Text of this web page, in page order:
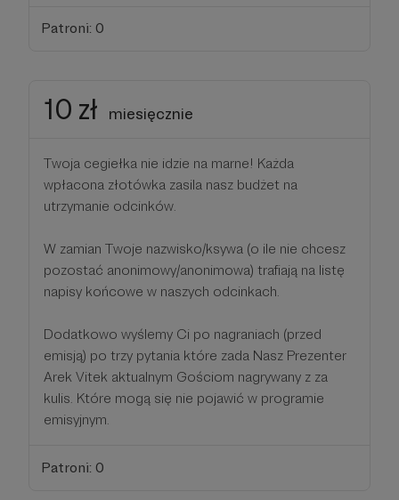
Patroni: 0
10 zł miesięcznie
Twoja cegiełka nie idzie na marne! Każda
wpłacona złotówka zasila nasz budżet na
utrzymanie odcinków.
W zamian Twoje nazwisko/ksywa (o ile nie chcesz
pozostać anonimowy/anonimowa) trafiają na listę
napisy końcowe w naszych odcinkach.
Dodatkowo wyślemy Ci po nagraniach (przed
emisją) po trzy pytania które zada Nasz Prezenter
Arek Vitek aktualnym Gościom nagrywany z za
kulis. Które mogą się nie pojawić w programie
emisyjnym.
Patroni: 0